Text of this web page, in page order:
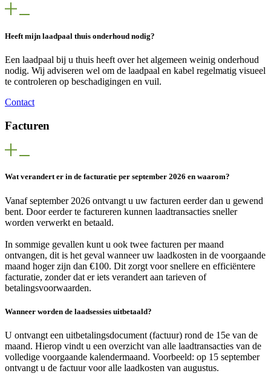
Heeft mijn laadpaal thuis onderhoud nodig?
Een laadpaal bij u thuis heeft over het algemeen weinig onderhoud
nodig. Wij adviseren wel om de laadpaal en kabel regelmatig visueel
te controleren op beschadigingen en vuil.
Contact
Facturen
Wat verandert er in de facturatie per september 2026 en waarom?
Vanaf september 2026 ontvangt u uw facturen eerder dan u gewend
bent. Door eerder te factureren kunnen laadtransacties sneller
worden verwerkt en betaald.
In sommige gevallen kunt u ook twee facturen per maand
ontvangen, dit is het geval wanneer uw laadkosten in de voorgaande
maand hoger zijn dan €100. Dit zorgt voor snellere en efficiëntere
facturatie, zonder dat er iets verandert aan tarieven of
betalingsvoorwaarden.
Wanneer worden de laadsessies uitbetaald?
U ontvangt een uitbetalingsdocument (factuur) rond de 15e van de
maand. Hierop vindt u een overzicht van alle laadtransacties van de
volledige voorgaande kalendermaand. Voorbeeld: op 15 september
ontvangt u de factuur voor alle laadkosten van augustus.